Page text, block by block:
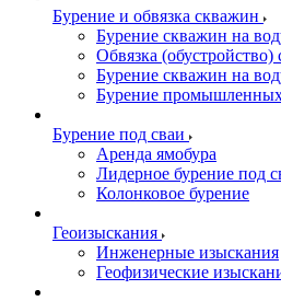
Бурение и обвязка скважин
Бурение скважин на
Обвязка
Бурение скважин на
Бурение
Бурение под сваи
Аренда ямобура
Лидерное бурение под
Колонковое бурение
Геоизыскания
Инженерные изыскания
Геофизические